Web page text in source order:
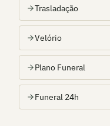
Trasladação
Velório
Plano Funeral
Funeral 24h